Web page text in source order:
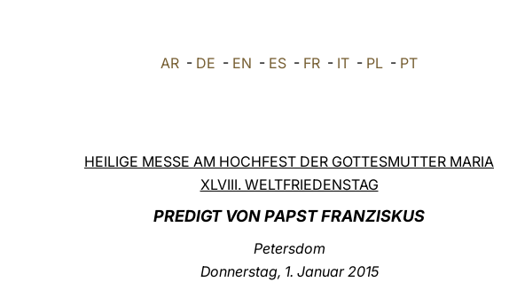
AR - DE - EN - ES - FR - IT - PL - PT
HEILIGE MESSE AM HOCHFEST DER GOTTESMUTTER MARIA
XLVIII. WELTFRIEDENSTAG
PREDIGT VON PAPST FRANZISKUS
Petersdom
Donnerstag, 1. Januar 2015